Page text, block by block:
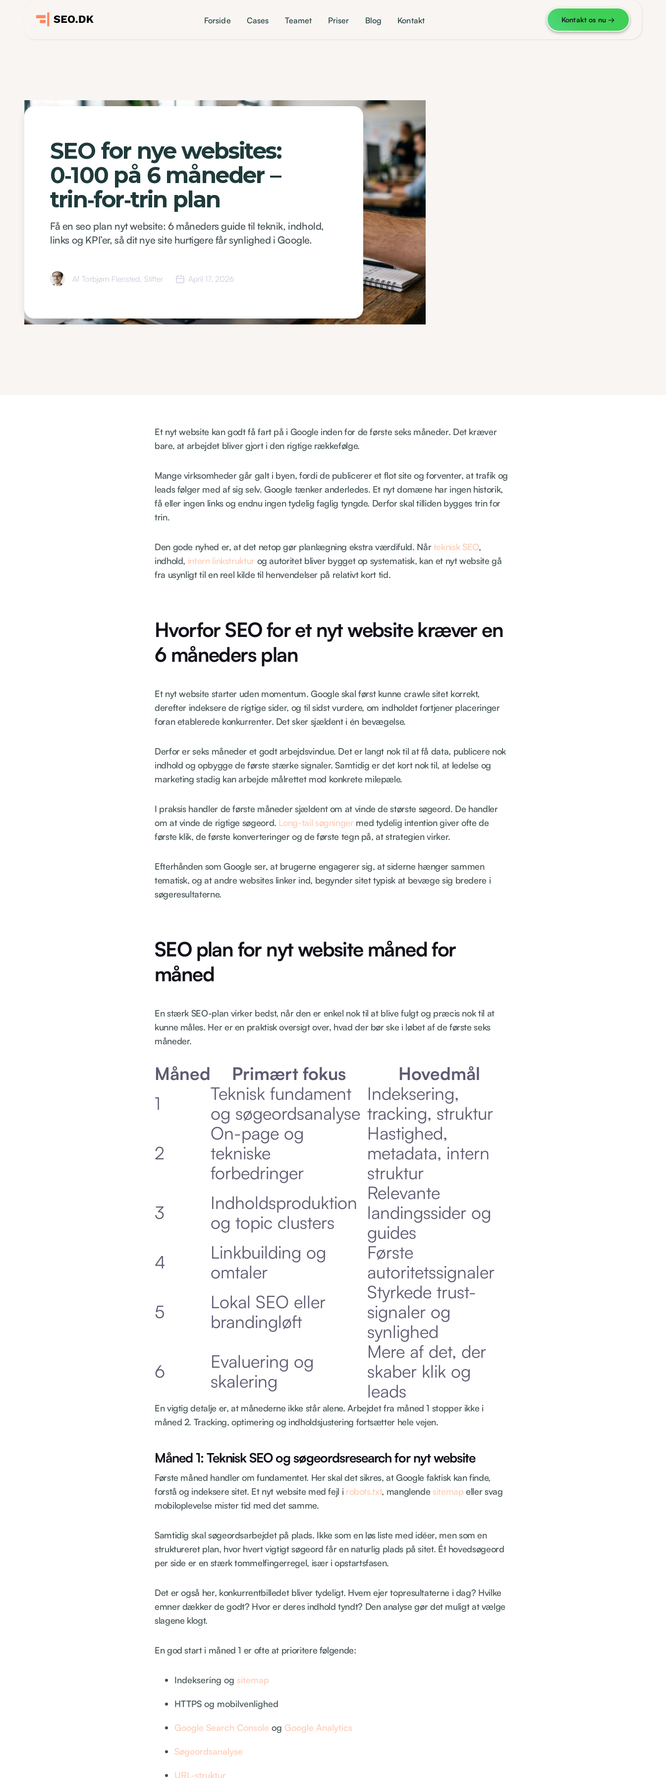
Forside Cases Teamet Priser Blog Kontakt Kontakt os nu→
SEO for nye websites:
0‑100 på 6 måneder –
trin‑for‑trin plan
Få en seo plan nyt website: 6 måneders guide til teknik, indhold,
links og KPI’er, så dit nye site hurtigere får synlighed i Google.
Af Torbjørn Flensted, Stifter April 17, 2026
Et nyt website kan godt få fart på i Google inden for de første seks måneder. Det kræver
bare, at arbejdet bliver gjort i den rigtige rækkefølge.
Mange virksomheder går galt i byen, fordi de publicerer et flot site og forventer, at trafik og
leads følger med af sig selv. Google tænker anderledes. Et nyt domæne har ingen historik,
få eller ingen links og endnu ingen tydelig faglig tyngde. Derfor skal tilliden bygges trin for
trin.
Den gode nyhed er, at det netop gør planlægning ekstra værdifuld. Nårteknisk SEO,
indhold, intern linkstruktur og autoritet bliver bygget op systematisk, kan et nyt website gå
fra usynligt til en reel kilde til henvendelser på relativt kort tid.
Hvorfor SEO for et nyt website kræver en
6 måneders plan
Et nyt website starter uden momentum. Google skal først kunne crawle sitet korrekt,
derefter indeksere de rigtige sider, og til sidst vurdere, om indholdet fortjener placeringer
foran etablerede konkurrenter. Det sker sjældent i én bevægelse.
Derfor er seks måneder et godt arbejdsvindue. Det er langt nok til at få data, publicere nok
indhold og opbygge de første stærke signaler. Samtidig er det kort nok til, at ledelse og
marketing stadig kan arbejde målrettet mod konkrete milepæle.
I praksis handler de første måneder sjældent om at vinde de største søgeord. De handler
om at vinde de rigtige søgeord. Long-tail søgninger med tydelig intention giver ofte de
første klik, de første konverteringer og de første tegn på, at strategien virker.
Efterhånden som Google ser, at brugerne engagerer sig, at siderne hænger sammen
tematisk, og at andre websites linker ind, begynder sitet typisk at bevæge sig bredere i
søgeresultaterne.
SEO plan for nyt website måned for
måned
En stærk SEO-plan virker bedst, når den er enkel nok til at blive fulgt og præcis nok til at
kunne måles. Her er en praktisk oversigt over, hvad der bør ske i løbet af de første seks
måneder.
Måned Primært fokus
Hovedmål
1
Teknisk fundament
og søgeordsanalyse
Indeksering,
tracking, struktur
2
On-page og
tekniske
forbedringer
Hastighed,
metadata, intern
struktur
3
Indholdsproduktion
og topic clusters
Relevante
landingssider og
guides
4
Linkbuilding og
omtaler
Første
autoritetssignaler
5
Lokal SEO eller
brandingløft
Styrkede trust-
signaler og
synlighed
6
Evaluering og
skalering
Mere af det, der
skaber klik og
leads
En vigtig detalje er, at månederne ikke står alene. Arbejdet fra måned 1 stopper ikke i
måned 2. Tracking, optimering og indholdsjustering fortsætter hele vejen.
Måned 1: Teknisk SEO og søgeordsresearch for nyt website
Første måned handler om fundamentet. Her skal det sikres, at Google faktisk kan finde,
forstå og indeksere sitet. Et nyt website med fejl i robots.txt, manglende sitemap eller svag
mobiloplevelse mister tid med det samme.
Samtidig skal søgeordsarbejdet på plads. Ikke som en løs liste med idéer, men som en
struktureret plan, hvor hvert vigtigt søgeord får en naturlig plads på sitet. Ét hovedsøgeord
per side er en stærk tommelfingerregel, især i opstartsfasen.
Det er også her, konkurrentbilledet bliver tydeligt. Hvem ejer topresultaterne i dag? Hvilke
emner dækker de godt? Hvor er deres indhold tyndt? Den analyse gør det muligt at vælge
slagene klogt.
En god start i måned 1 er ofte at prioritere følgende:
Indeksering og sitemap
HTTPS og mobilvenlighed
Google Search Console og Google Analytics
Søgeordsanalyse
URL-struktur